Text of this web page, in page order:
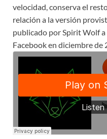
velocidad, conserva el
relación a la versión
publicado por Spirit Wolf a
Facebook en diciembre de